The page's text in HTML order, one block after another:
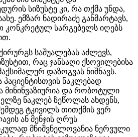
სიზუსტე კი, რა თქმა უნდა,
ემზარ ნადირაძე განმარტავს,
კონკრეტულ სარგებელს იღებს
საშუალებას აძლევს,
რაც ჯანსაღი ქსოვილებისა
დაზოგვას ნიშნავს.
პაციენტისთვის ნაკლებად
მინინვაზიურია და რობოტული
ნაკლებ ზეწოლას ახდენს,
ტკივილს თითქმის ვერ
ან მენჯის ღრუს
მნიშვნელოვანია ნერვული